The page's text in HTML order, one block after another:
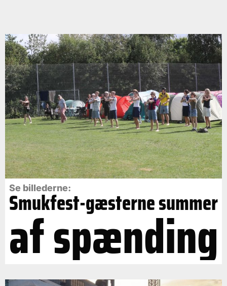
Se billederne:
Smukfest-gæsterne summer
af spænding